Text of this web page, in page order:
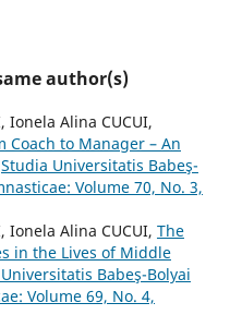
author(s)
Ionela Alina CUCUI,
Coach to Manager – An
Studia Universitatis Babeş-
Volume 70, No. 3,
Ionela Alina CUCUI, The
in the Lives of Middle
Babeş-Bolyai
Volume 69, No. 4,